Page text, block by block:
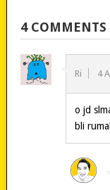
4 COMMENTS
Ri 4
o jd
bli